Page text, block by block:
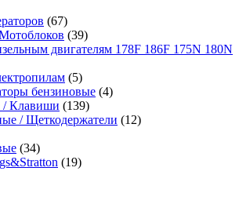
(67)
(39)
двигателям 178F 186F 175N 180N
(5)
бензиновые (4)
/ Клавиши (139)
/ Щеткодержатели (12)
(34)
(19)